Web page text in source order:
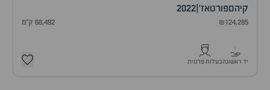
קיהספורטאז' 2022
₪124,285 68,492 ק"מ
1
יד ראשונהבעלות פרטית